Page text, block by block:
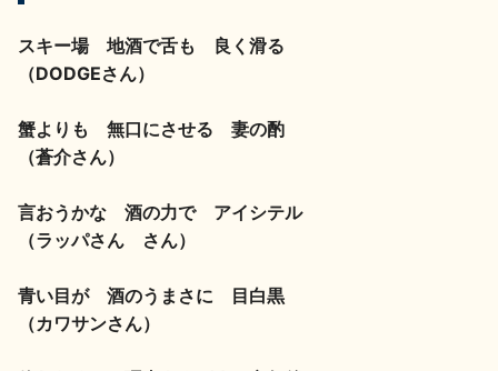
地酒・イベント情報
スキー場 地酒で舌も 良く滑る
（DODGEさん）
蟹よりも 無口にさせる 妻の酌
（蒼介さん）
言おうかな 酒の力で アイシテル
（ラッパさん さん）
青い目が 酒のうまさに 目白黒
（カワサンさん）